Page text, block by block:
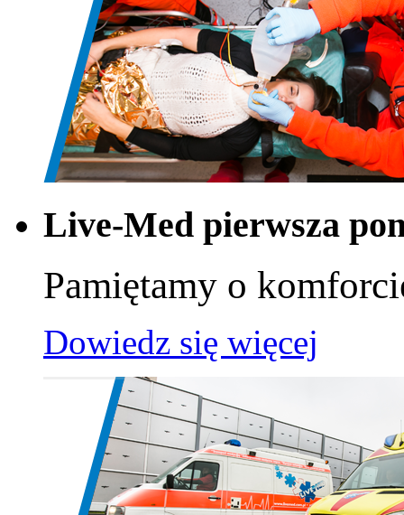
Live-Med pierwsza
Pamiętamy o
Dowiedz się więcej